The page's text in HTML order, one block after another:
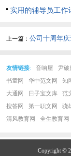
实用的辅导员工作
上一篇：公司十周年
友情链接: 音响屋 尹破
书童网
华中范文网 知
大通网
日子宝文库 范
搜答网
第一职文网 骁
清风教育网
全生教育网
Copyright ©